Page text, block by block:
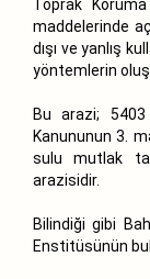
Toprak
maddelerinde
dışı ve yanlış
yöntemlerin
Bu arazi; 5403
Kanununun 3.
sulu mutlak
arazisidir.
Bilindiği gibi
Enstitüsünün